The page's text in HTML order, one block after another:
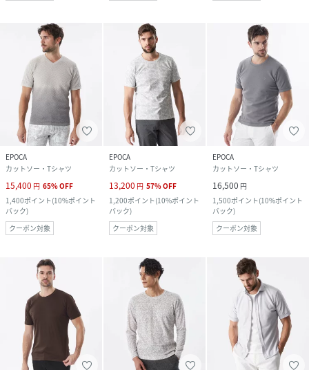
EPOCA
カットソー・Tシャツ
15,400 円 65%OFF
1,400ポイント(10%ポイント
バック)
クーポン対象
EPOCA
カットソー・Tシャツ
13,200 円 57%OFF
1,200ポイント(10%ポイント
バック)
クーポン対象
EPOCA
カットソー・Tシャツ
16,500 円
1,500ポイント(10%ポイント
バック)
クーポン対象